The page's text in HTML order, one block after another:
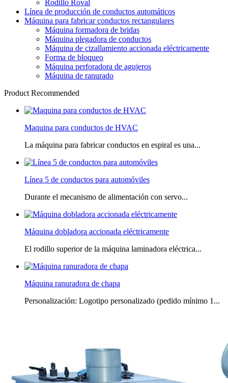
Rodillo Roval
Línea de producción de conductos automáticos
Máquina para fabricar conductos rectangulares
Máquina formadora de bridas
Máquina plegadora de conductos
Máquina de cizallamiento accionada eléctricamente
Forma de bloqueo
Máquina perforadora de agujeros
Máquina de ranurado
Product Recommended
Maquina para conductos de HVAC
La máquina para fabricar conductos en espiral es una...
Línea 5 de conductos para automóviles
Durante el mecanismo de alimentación con servo...
Máquina dobladora accionada eléctricamente
El rodillo superior de la máquina laminadora eléctrica...
Máquina ranuradora de chapa
Personalización: Logotipo personalizado (pedido mínimo 1...